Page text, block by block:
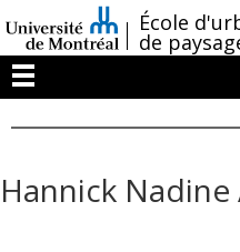
au
contenu
/École
de
Menu
Hannick